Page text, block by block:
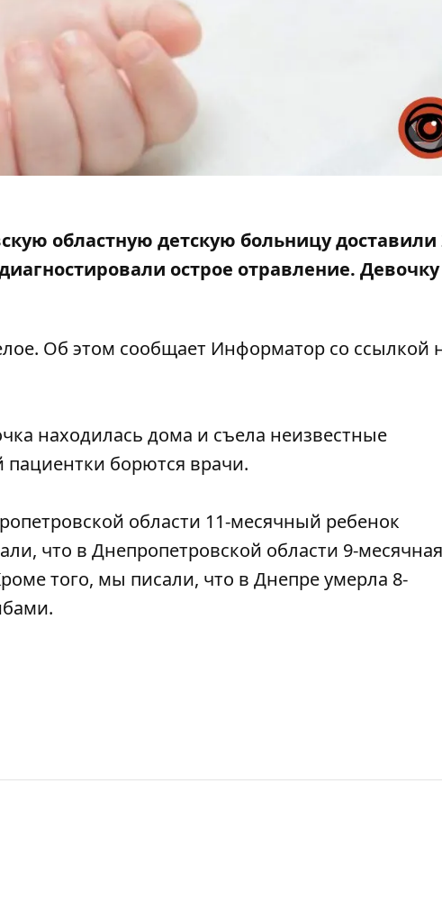
областную детскую больницу доставили
острое отравление. Девочку
Об этом сообщает Информатор со ссылкой
находилась дома и съела неизвестные
борются врачи.
области 11-месячный ребенок
что в Днепропетровской области 9-месячная
того, мы писали, что в Днепре умерла 8-
.